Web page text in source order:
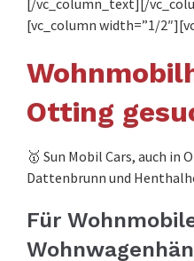
[/vc_column_text][/
[vc_column width=”1/
Otting
🥇 Sun Mobil Cars, auch in
Dattenbrunn und
Für